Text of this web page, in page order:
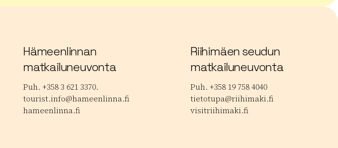
Hämeenlinnan
matkailuneuvonta
Puh. +358 3 621 3370.
tourist.info@hameenlinna.fi
hameenlinna.fi
Riihimäen seudun
matkailuneuvonta
Puh. +358 19 758 4040
tietotupa@riihimaki.fi
visitriihimaki.fi